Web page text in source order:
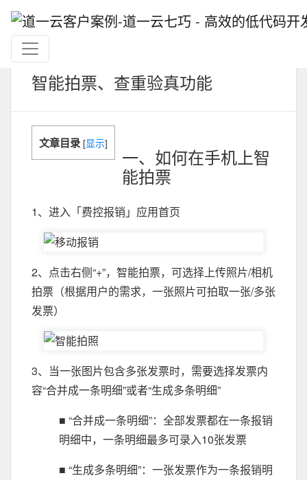
智能拍票、查重验真功能
文章目录 [显示]
一、如何在手机上智
能拍票
1、进入「费控报销」应用首页
2、点击右侧“+”，智能拍票，可选择上传照片/相机
拍票（根据用户的需求，一张照片可拍取一张/多张
发票）
3、当一张图片包含多张发票时，需要选择发票内
容“合并成一条明细”或者“生成多条明细”
■ “合并成一条明细”：全部发票都在一条报销
明细中，一条明细最多可录入10张发票
■ “生成多条明细”：一张发票作为一条报销明